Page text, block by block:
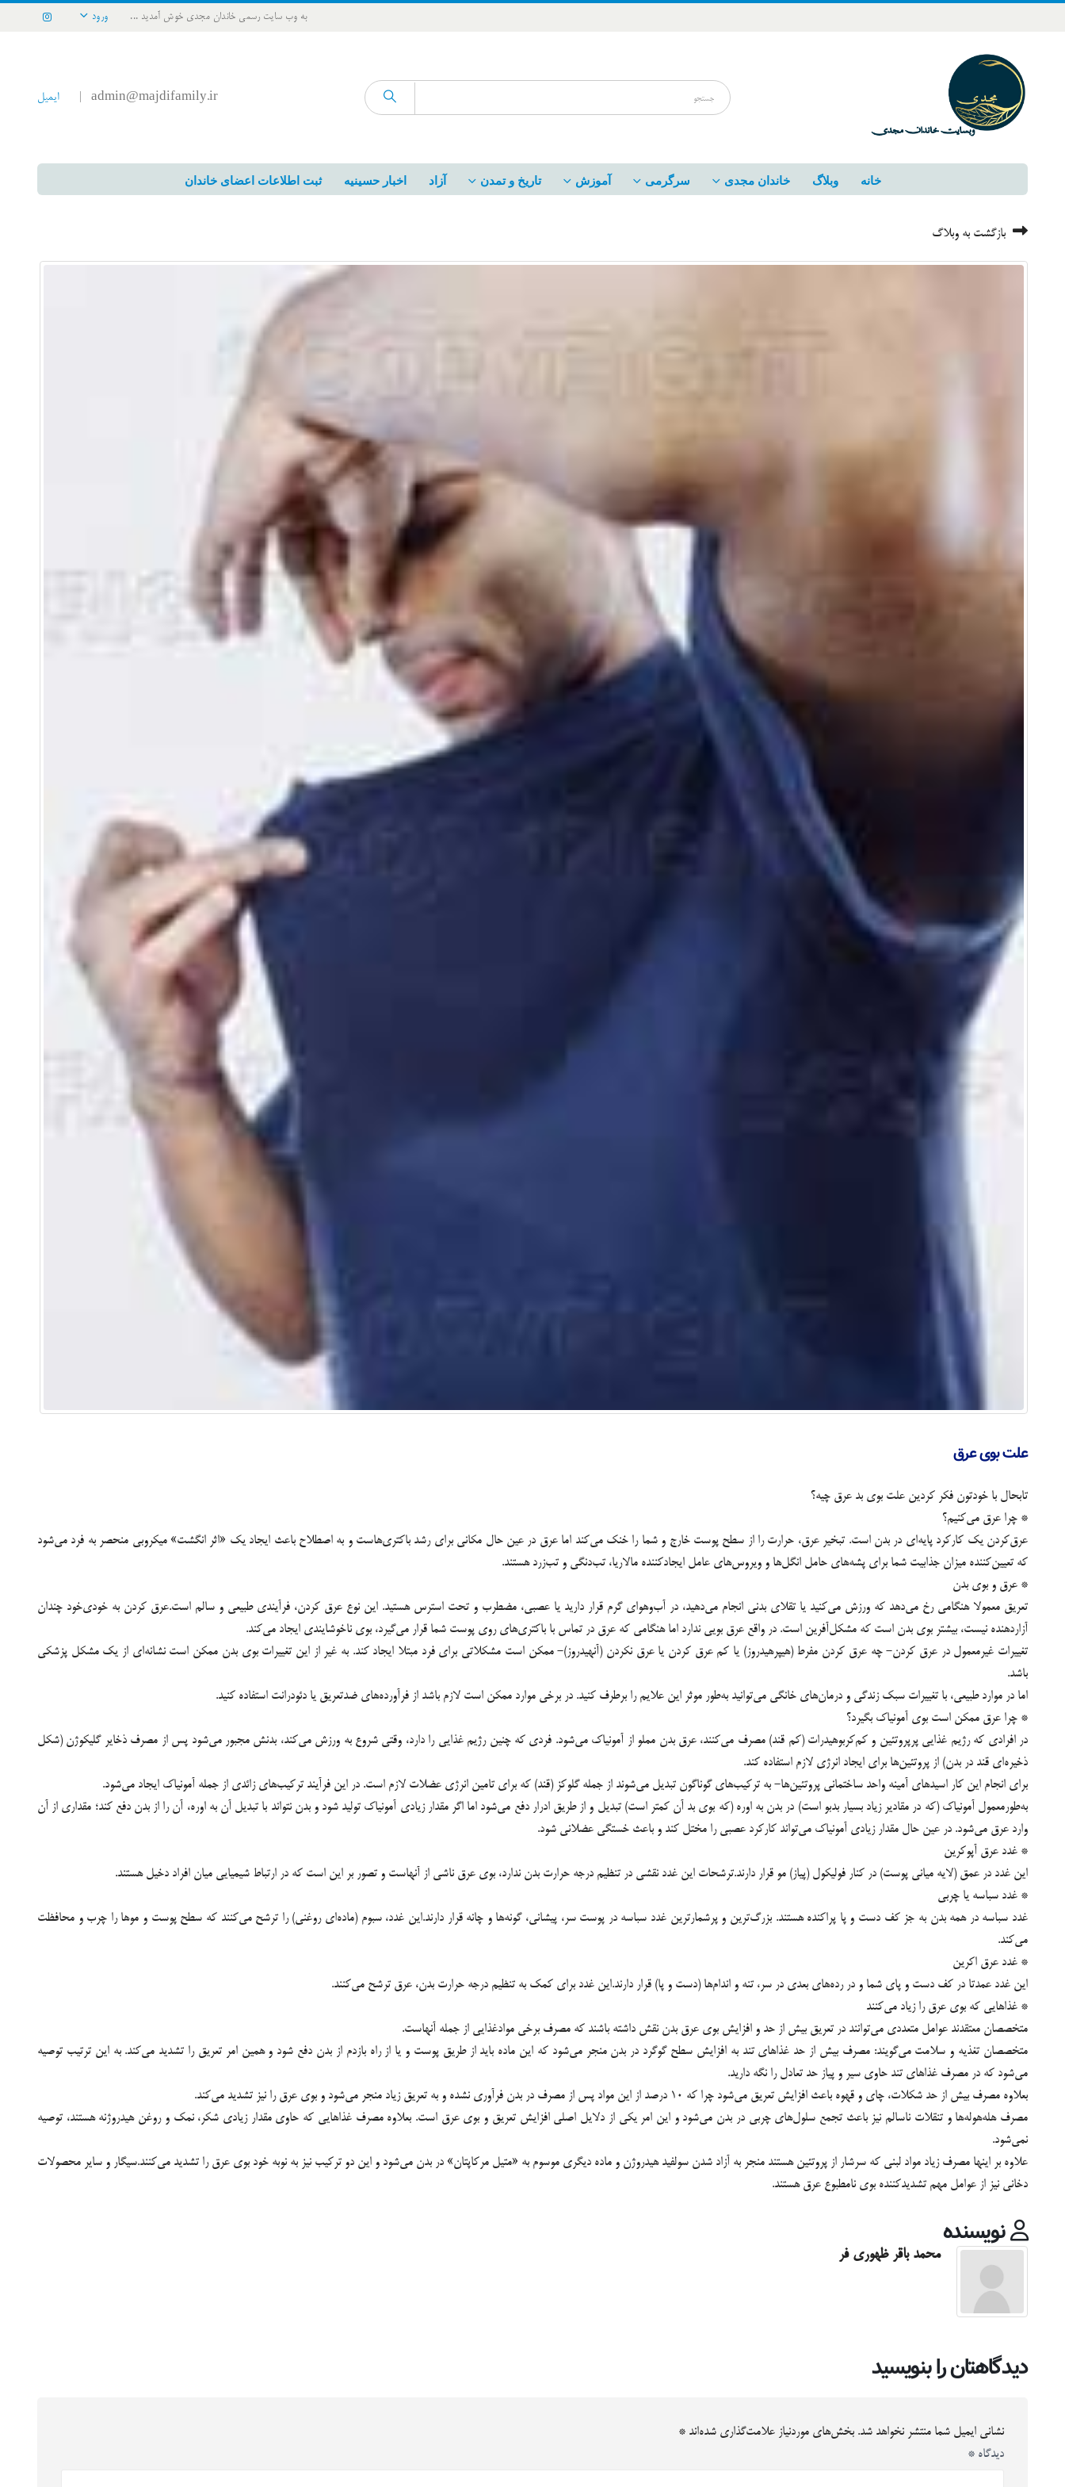
به وب سایت رسمی خاندان مجدی خوش آمدید ... ورود
admin@majdifamily.ir ایمیل
خانه وبلاگ خاندان مجدی سرگرمی آموزش تاریخ و تمدن آزاد اخبار حسینیه ثبت اطلاعات اعضای خاندان
بازگشت به وبلاگ
علت بوی عرق
تابحال با خودتون فکر کردین علت بوی بد عرق چیه؟
* چرا عرق می‌کنیم؟
عرق‌کردن یک کارکرد پایه‌ای در بدن است. تبخیر‌ عرق، حرارت را از سطح پوست خارج و شما را خنک می‌کند اما عرق در عین حال مکانی برای رشد باکتری‌هاست و به اصطلاح باعث ایجاد یک «اثر انگشت» میکروبی منحصر به فرد می‌شود
که تعیین‌کننده میزان جذابیت شما برای پشه‌های حامل انگل‌ها و ویروس‌های عامل ایجاد‌کننده مالاریا، تب‌دنگی و تب‌زرد هستند.
* عرق و بوی بدن
تعریق معمولا هنگامی رخ می‌دهد که ورزش می‌کنید یا تقلای بدنی انجام می‌دهید، در آب‌و‌هوای گرم قرار دارید یا عصبی، مضطرب و تحت استرس هستید. این نوع عرق کردن، فرآیندی طبیعی و سالم است.عرق کردن به خودی‌خود چندان
آزاردهنده نیست، بیشتر بوی بدن است که مشکل‌آفرین است. در واقع عرق بویی ندارد اما هنگامی که عرق در تماس با باکتری‌های روی پوست شما قرار می‌گیرد، بوی ناخوشایندی ایجاد می‌کند.
تغییرات غیرمعمول در عرق کردن- چه عرق کردن مفرط (هیپرهیدروز) یا کم عرق کردن یا عرق نکردن (آنهیدروز)- ممکن است مشکلاتی برای فرد مبتلا ایجاد کند. به غیر از این تغییرات بوی بدن ممکن است نشانه‌ای از یک مشکل پزشکی
باشد.
اما در موارد طبیعی، با تغییرات سبک زندگی و درمان‌های خانگی می‌توانید به‌طور موثر این علایم را برطرف کنید. در برخی موارد ممکن است لازم باشد از فرآورده‌های ضدتعریق یا دئودرانت استفاده کنید.
* چرا عرق ممکن است بوی آمونیاک بگیرد؟
در افرادی که رژیم غذایی پرپروتئین و کم‌کربوهیدرات (کم قند) مصرف می‌کنند، عرق بدن مملو از آمونیاک می‌شود. فردی که چنین رژیم غذایی را دارد، وقتی شروع به ورزش می‌کند، بدنش مجبور می‌شود پس از مصرف ذخایر گلیکوژن (شکل
ذخیره‌ای قند در بدن) از پروتئین‌ها برای ایجاد انرژی لازم استفاده کند.
برای انجام این کار اسیدهای آمینه واحد ساختمانی پروتئین‌ها- به ترکیب‌های گوناگون تبدیل می‌شوند از جمله گلوکز (قند) که برای تامین انرژی عضلات لازم است. در این فرآیند ترکیب‌های زائدی از جمله آمونیاک ایجاد می‌شود.
به‌طورمعمول آمونیاک (که در مقادیر زیاد بسیار بدبو است) در بدن به اوره (که بوی بد آن کمتر است) تبدیل و از طریق ادرار دفع می‌شود اما اگر مقدار زیادی آمونیاک تولید شود و بدن نتواند با تبدیل آن به اوره، آن را از بدن دفع کند؛ مقداری از آن
وارد عرق می‌شود. در عین حال مقدار زیادی آمونیاک می‌تواند کارکرد عصبی را مختل کند و باعث خستگی عضلانی شود.
* غدد عرق آپوکرین
این غدد در عمق (لایه میانی پوست) در کنار فولیکول (پیاز) مو قرار دارند.ترشحات این غدد نقشی در تنظیم درجه حرارت بدن ندارد، بوی عرق ناشی از آنهاست و تصور بر این است که در ارتباط شیمیایی میان افراد دخیل هستند.
* غدد سباسه یا چربی
غدد سباسه در همه بدن به جز کف دست و پا پراکنده هستند. بزرگ‌ترین و پرشمارترین غدد سباسه در پوست سر، پیشانی، گونه‌ها و چانه قرار دارند.این غدد، سبوم (ماده‌ای روغنی) را ترشح می‌کنند که سطح پوست و موها را چرب و محافظت
می‌کند.
* غدد عرق اکرین
این غدد عمدتا در کف دست و پای شما و در رده‌های بعدی در سر، تنه و اندام‌ها (دست و پا) قرار دارند.این غدد برای کمک به تنظیم درجه حرارت بدن، عرق ترشح می‌کنند.
* غذاهایی که بوی عرق را زیاد می‌کنند
متخصصان معتقدند عوامل متعددی می‌توانند در تعریق بیش از حد و افزایش بوی عرق بدن نقش داشته باشند که مصرف برخی موادغذایی از جمله آنهاست.
متخصصان تغذیه و سلامت می‌گویند: مصرف بیش از حد غذاهای تند به افزایش سطح گوگرد در بدن منجر می‌شود که این ماده باید از طریق پوست و یا از راه بازدم از بدن دفع شود و همین امر تعریق را تشدید می‌کند. به این ترتیب توصیه
می‌شود که در مصرف غذاهای تند حاوی سیر و پیاز حد تعادل را نگه دارید.
بعلاوه مصرف بیش از حد شکلات، چای و قهوه باعث افزایش تعریق می‌شود چرا که ۱۰ درصد از این مواد پس از مصرف در بدن فرآوری نشده و به تعریق زیاد منجر می‌شود و بوی عرق را نیز تشدید می‌کند.
مصرف هله‌هوله‌ها و تنقلات ناسالم نیز باعث تجمع سلول‌های چربی در بدن می‌شود و این امر یکی از دلایل اصلی افزایش تعریق و بوی عرق است. بعلاوه مصرف غذاهایی که حاوی مقدار زیادی شکر، نمک و روغن هیدروژنه هستند، توصیه
نمی‌شود.
علاوه بر اینها مصرف زیاد مواد لبنی که سرشار از پروتئین هستند منجر به آزاد شدن سولفید هیدروژن و ماده دیگری موسوم به «متیل مرکاپتان» در بدن می‌شود و این دو ترکیب نیز به نوبه خود بوی عرق را تشدید می‌کنند.سیگار و سایر محصولات
دخانی نیز از عوامل مهم تشدیدکننده بوی نامطبوع عرق هستند.
نویسنده
محمد باقر ظهوری فر
دیدگاهتان را بنویسید
نشانی ایمیل شما منتشر نخواهد شد. بخش‌های موردنیاز علامت‌گذاری شده‌اند *
دیدگاه *